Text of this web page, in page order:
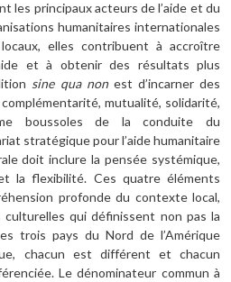
les principaux acteurs de l’aide et du
humanitaires internationales
elles contribuent à accroître
et à obtenir des résultats plus
sine qua nonest d’incarner des
mutualité, solidarité,
boussoles de la conduite du
stratégique pour l’aide humanitaire
doit inclure la pensée systémique,
la flexibilité. Ces quatre éléments
profonde du contexte local,
qui définissent non pas la
trois pays du Nord de l’Amérique
chacun est différent et chacun
Le dénominateur commun à